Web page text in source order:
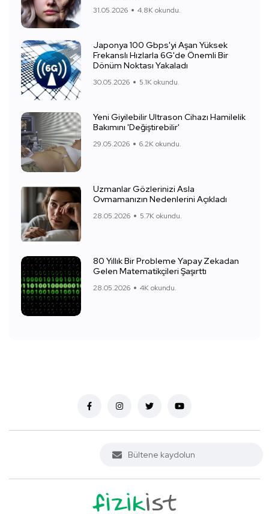
31.05.2026 4.8K okundu.
Japonya 100 Gbps'yi Aşan Yüksek
Frekanslı Hızlarla 6G'de Önemli Bir
Dönüm Noktası Yakaladı
30.05.2026 5.1K okundu.
Yeni Giyilebilir Ultrason Cihazı Hamilelik
Bakımını 'Değiştirebilir'
29.05.2026 6.2K okundu.
Uzmanlar Gözlerinizi Asla
Ovmamanızın Nedenlerini Açıkladı
28.05.2026 5.7K okundu.
80 Yıllık Bir Probleme Yapay Zekadan
Gelen Matematikçileri Şaşırttı
28.05.2026 4K okundu.